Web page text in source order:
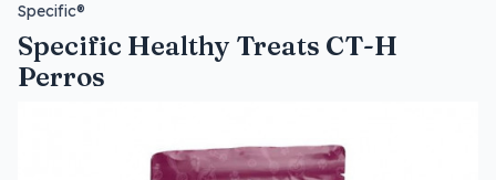
Specific®
Specific Healthy Treats CT-H
Perros